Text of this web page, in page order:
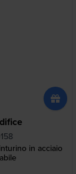
in acciaio